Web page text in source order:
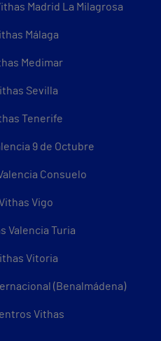
Madrid La Milagrosa
Málaga
Medimar
Sevilla
Tenerife
9 de Octubre
Consuelo
Vigo
Valencia Turia
Vitoria
(Benalmádena)
Vithas